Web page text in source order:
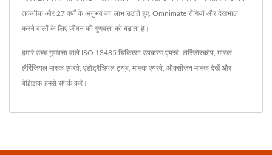
तकनीक और 27 वर्षों के अनुभव का लाभ उठाते हुए, Omnimate रोगियों और देखभाल
करने वालों के लिए जीवन की गुणवत्ता को बढ़ाता है।
हमारे उच्च गुणवत्ता वाले ISO 13485 चिकित्सा उपकरणएयरवे लैरिंजोस्कोप मास्क
लैरिंजियल मास्क एयरवे एंडोट्रैचियल ट्यूब मास्क एयरवे ऑक्सीजन मास्क देखें और
बेझिझक हमसे संपर्क करें।